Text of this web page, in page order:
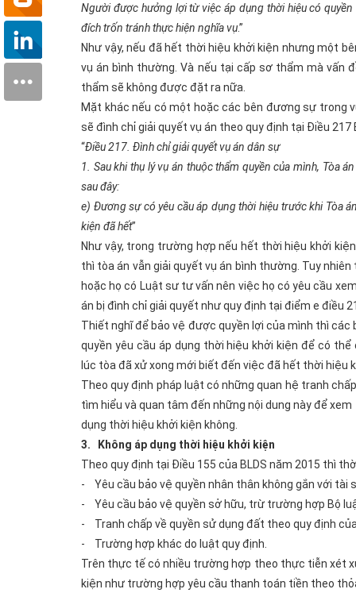
Người được hưởng lợi từ việc áp dụng thời hiệu có
đích trốn tránh thực hiện nghĩa vụ.”
Như vậy, nếu đã hết thời hiệu khởi kiện nhưng một
vụ án bình thường. Và nếu tại cấp sơ thẩm mà
thẩm sẽ không được đặt ra nữa.
Mặt khác nếu có một hoặc các bên đương sự trong
sẽ đình chỉ giải quyết vụ án theo quy định tại Điều
“Điều 217. Đình chỉ giải quyết vụ án dân sự
1. Sau khi thụ lý vụ án thuộc thẩm quyền của mình, Tòa
sau đây:
e) Đương sự có yêu cầu áp dụng thời hiệu trước khi Tòa
kiện đã hết”
Như vậy, trong trường hợp nếu hết thời hiệu khởi
thì tòa án vẫn giải quyết vụ án bình thường. Tuy
hoặc họ có Luật sư tư vấn nên việc họ có yêu cầu
án bị đình chỉ giải quyết như quy định tại điểm e điều
Thiết nghĩ để bảo vệ được quyền lợi của mình thì
quyền yêu cầu áp dụng thời hiệu khởi kiện để có
lúc tòa đã xử xong mới biết đến việc đã hết thời hiệu
Theo quy định pháp luật có những quan hệ tranh
tìm hiểu và quan tâm đến những nội dung này để
dụng thời hiệu khởi kiện không.
3. Không áp dụng thời hiệu khởi kiện
Theo quy định tại Điều 155 của BLDS năm 2015 thì
- Yêu cầu bảo vệ quyền nhân thân không gắn với tài
- Yêu cầu bảo vệ quyền sở hữu, trừ trường hợp Bộ
- Tranh chấp về quyền sử dụng đất theo quy định
- Trường hợp khác do luật quy định.
Trên thực tế có nhiều trường hợp theo thực tiễn xét
kiện như trường hợp yêu cầu thanh toán tiền theo